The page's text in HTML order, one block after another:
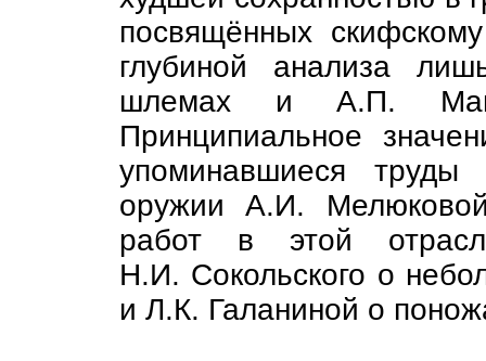
посвящённых
глубиной анализа
шлемах и А.П.
Принципиальное
упоминавшиеся
оружии А.И.
работ в этой
Н.И. Сокольского о
и Л.К. Галаниной о